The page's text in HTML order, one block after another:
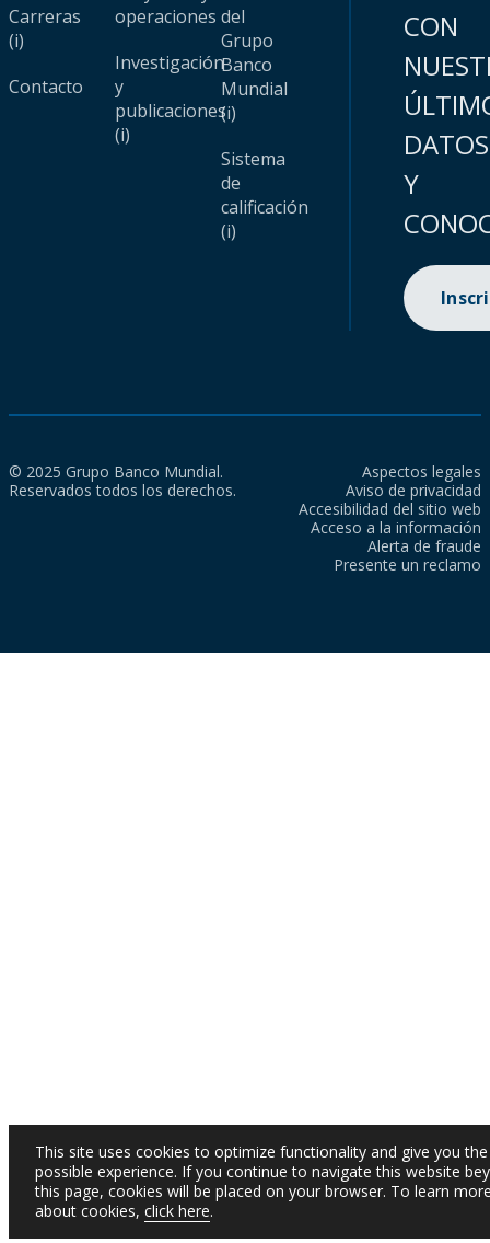
Carreras
(i)
Contacto
operaciones
Investigación
y
publicaciones
(i)
del
Grupo
Banco
Mundial
(i)
Sistema
de
calificación
(i)
CON
DATOS
Y
© 2025 Grupo Banco Mundial.
Reservados todos los derechos.
Aspectos legales
Aviso de privacidad
Accesibilidad del sitio web
Acceso a la información
Alerta de fraude
Presente un reclamo
This site uses cookies to optimize functionality and give you
possible experience. If you continue to navigate this website
this page, cookies will be placed on your browser. To learn
about cookies, click here.